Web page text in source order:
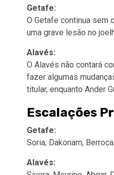
Getafe:
O Getafe continua sem
uma grave lesão no
Alavés:
O Alavés não contará
fazer algumas
titular, enquanto Ander
Escalações
Getafe:
Soria; Dakonam,
Alavés: